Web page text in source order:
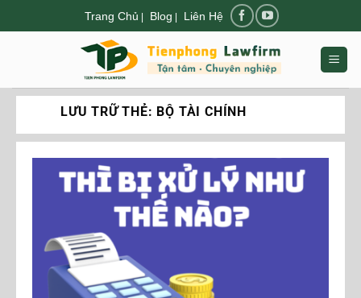
đến
Trang Chủ | Blog | Liên Hệ
LƯU TRỮ THẺ: BỘ TÀI CHÍNH